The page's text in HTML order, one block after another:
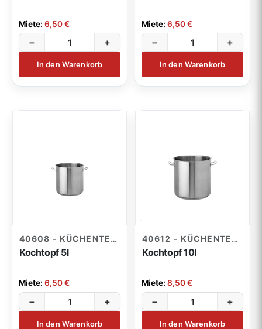
Miete:6,50 €
− +
In den Warenkorb
Miete:6,50 €
− +
In den Warenkorb
40608 - KÜCHENTECHNIK
Kochtopf 5l
Miete:6,50 €
− +
In den Warenkorb
40612 - KÜCHENTECHNIK
Kochtopf 10l
Miete:8,50 €
− +
In den Warenkorb